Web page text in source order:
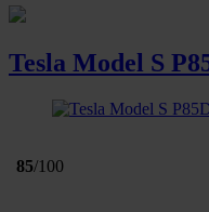
Tesla Model S
85/100